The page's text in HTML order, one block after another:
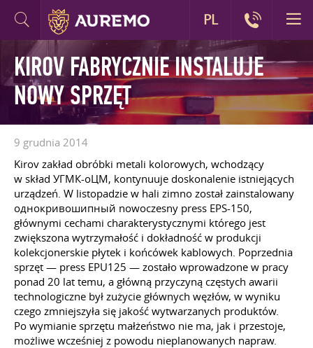
KIROV FABRYCZNIE INSTALUJE
NOWY SPRZĘT
9 grudnia 2014
Kirov zakład obróbki metali kolorowych, wchodzący
w skład УГМК-оЦМ, kontynuuje doskonalenie istniejących
urządzeń. W listopadzie w hali zimno został zainstalowany
однокривошипный nowoczesny press EPS-150,
głównymi cechami charakterystycznymi którego jest
zwiększona wytrzymałość i dokładność w produkcji
kolekcjonerskie płytek i końcówek kablowych. Poprzednia
sprzęt — press EPU125 — zostało wprowadzone w pracy
ponad 20 lat temu, a główną przyczyną częstych awarii
technologiczne był zużycie głównych węzłów, w wyniku
czego zmniejszyła się jakość wytwarzanych produktów.
Po wymianie sprzętu małżeństwo nie ma, jak i przestoje,
możliwe wcześniej z powodu nieplanowanych napraw.
PL